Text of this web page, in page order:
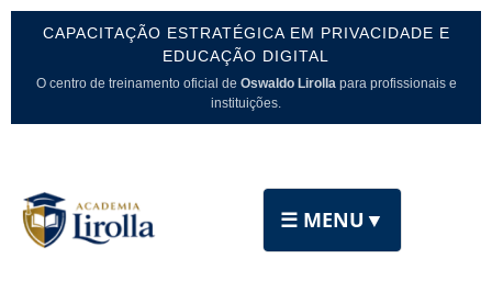
CAPACITAÇÃO ESTRATÉGICA EM PRIVACIDADE E
EDUCAÇÃO DIGITAL
O centro de treinamento oficial de Oswaldo Lirollapara profissionais e
instituições.
☰ MENU ▼